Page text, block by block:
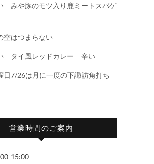
みや豚のモツ入り鹿ミートスパゲ
空はつまらない
タイ風レッドカレー 辛い
日7/26は月に一度の下諏訪角打ち
営業時間のご案内
15:00